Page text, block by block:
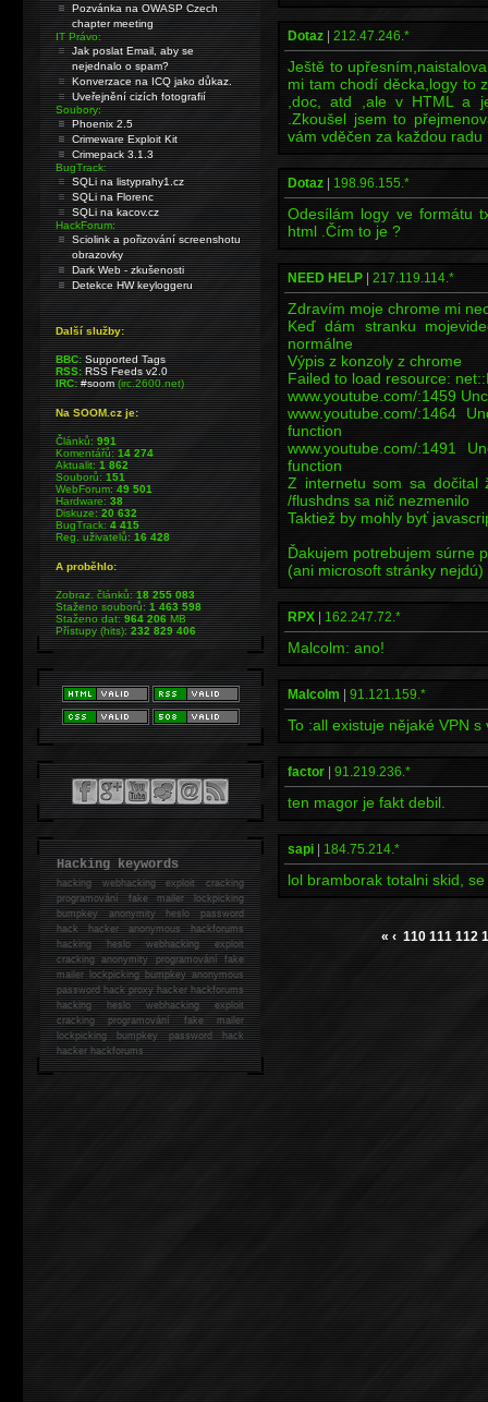
Dotaz 212.47.246.*
Ještě to
mi tam chodí děcka,logy to
,doc, atd ,ale v HTML a
.Zkoušel jsem to
vám vděčen za každou radu
Dotaz 198.96.155.*
Odesílám logy ve formátu
html .Čím to je ?
NEED HELP 217.119.114.*
Zdravím moje chrome mi
Keď dám stranku
normálne
Výpis z konzoly z chrome
Failed to load resource:
www.youtube.com/:1459
www.youtube.com/:1464
function
www.youtube.com/:1491
function
Z internetu som sa dočital
/flushdns sa nič nezmenilo
Taktiež by mohly byť
Ďakujem potrebujem súrne
(ani microsoft stránky nejdú)
RPX 162.247.72.*
Malcolm: ano!
Malcolm 91.121.159.*
To :all existuje nějaké VPN s
factor 91.219.236.*
ten magor je fakt debil.
sapi 184.75.214.*
lol bramborak totalni skid,
« ‹ 110 111 112
Pozvánka na OWASP Czech
chapter meeting
IT Právo:
Jak poslat Email, aby se
nejednalo o spam?
Konverzace na ICQ jako důkaz.
Uveřejnění cizích fotografií
Soubory:
Phoenix 2.5
Crimeware Exploit Kit
Crimepack 3.1.3
BugTrack:
SQLi na listyprahy1.cz
SQLi na Florenc
SQLi na kacov.cz
HackForum:
Sciolink a pořizování screenshotu
obrazovky
Dark Web - zkušenosti
Detekce HW keyloggeru
Další služby:
BBC: Supported Tags
RSS: RSS Feeds v2.0
IRC: #soom(irc.2600.net)
Na SOOM.cz je:
Článků:991
Komentářů:14 274
Aktualit:1 862
Souborů:151
WebForum:49 501
Hardware:38
Diskuze:20 632
BugTrack:4 415
Reg. uživatelů:16 428
A proběhlo:
Zobraz. článků:18 255 083
Staženo souborů:1 463 598
Staženo dat:964 206MB
Přístupy (hits):232 829 406
Hacking keywords
hackingwebhacking exploit cracking
programování fake mailer lockpicking
bumpkey anonymity heslo password
hackhacker anonymous hackforums
hackingheslo webhacking exploit
cracking anonymity programování fake
mailer lockpicking bumpkey anonymous
password hack proxy hacker hackforums
hacking heslo webhacking exploit
cracking programování fake mailer
lockpicking bumpkey password hack
hackerhackforums